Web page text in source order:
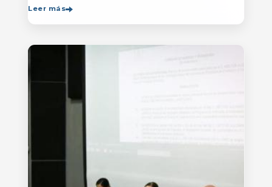
el&nbsp;
Leer más